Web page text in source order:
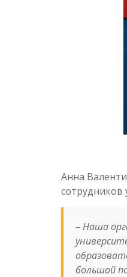
Анна
сотрудников
– Наша
большой